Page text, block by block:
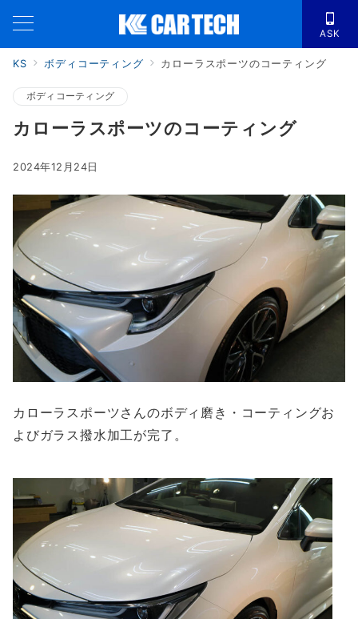
ASK
KS ボディコーティング カローラスポーツのコーティング
ボディコーティング
カローラスポーツのコーティング
2024年12月24日
カローラスポーツさんのボディ磨き・コーティングお
よびガラス撥水加工が完了。